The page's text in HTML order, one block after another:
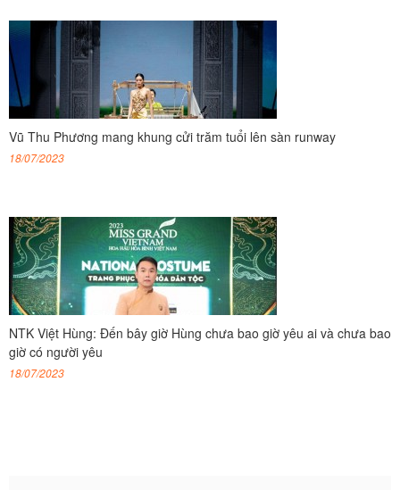
Vũ Thu Phương mang khung cửi trăm tuổi lên sàn runway
18/07/2023
NTK Việt Hùng: Đến bây giờ Hùng chưa bao giờ yêu ai và chưa bao
giờ có người yêu
18/07/2023